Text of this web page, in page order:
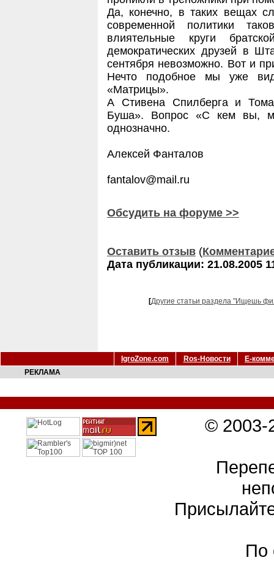
Да, конечно, в таких вещах
современной политики
влиятельные круги
демократических друзей в
сентября невозможно. Вот и
Нечто подобное мы уже
«Матрицы».
А Стивена Спилберга и
Буша». Вопрос «С кем вы,
однозначно.
Алексей Фанталов
fantalov@mail.ru
Обсудить на форуме >>
Оставить отзыв (
Дата публикации: 21.08.2005
[Другие статьи раздела "Ищешь
IgroZone.com Ros-Новости
Е-
РЕКЛАМА
©
По